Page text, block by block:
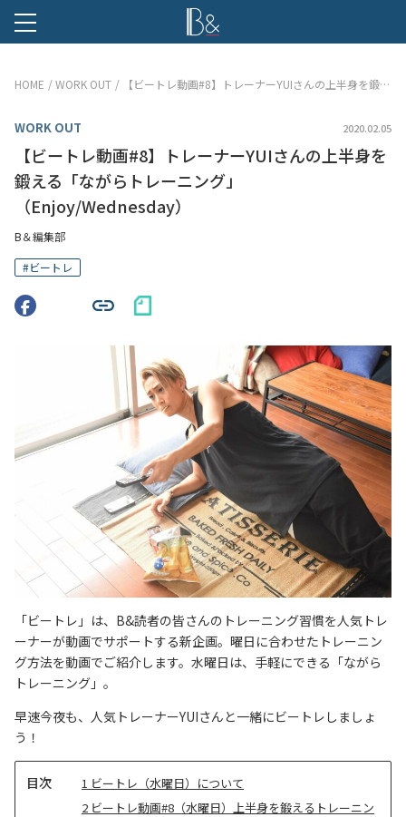
HOME WORK OUT 【ビートレ動画#8】トレーナーYUIさんの上半身を鍛える「ながらトレーニング」（Enjoy/Wednesday）
WORK OUT 2020.02.05
【ビートレ動画#8】トレーナーYUIさんの上半身を
鍛える「ながらトレーニング」
（Enjoy/Wednesday）
B＆編集部
#ビートレ
「ビートレ」は、B&読者の皆さんのトレーニング習慣を人気トレ
ーナーが動画でサポートする新企画。曜日に合わせたトレーニン
グ方法を動画でご紹介します。水曜日は、 手軽にできる「ながら
トレーニング」。
早速今夜も、人気トレーナーYUIさんと一緒にビートレしましょ
う！
1 ビートレ（水曜日）について
2 ビートレ動画#8（水曜日）上半身を鍛えるトレーニン